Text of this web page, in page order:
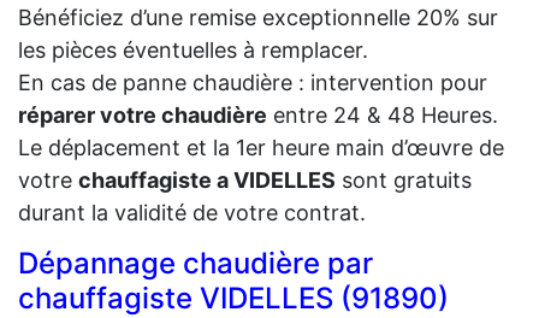
Bénéficiez d’une remise exceptionnelle 20% sur
les pièces éventuelles à remplacer.
En cas de panne chaudière : intervention pour
réparer votre chaudière entre 24 & 48 Heures.
Le déplacement et la 1er heure main d’œuvre de
votre chauffagiste a VIDELLES sont gratuits
durant la validité de votre contrat.
Dépannage chaudière par
chauffagiste VIDELLES (91890)